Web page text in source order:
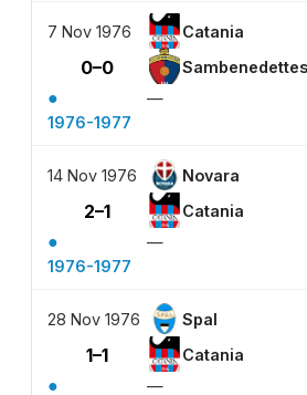
7 Nov 1976 Catania
0–0
●
—
1976-1977
14 Nov 1976 Novara
2–1 Catania
●
—
1976-1977
28 Nov 1976 Spal
1–1 Catania
● —